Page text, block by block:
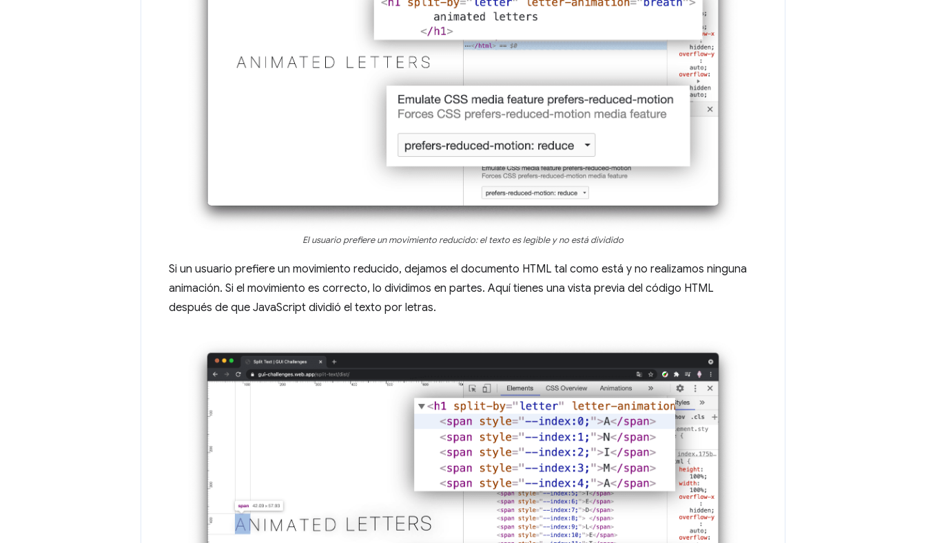
El usuario prefiere un movimiento reducido: el texto es legible y no está dividido
Si un usuario prefiere un movimiento reducido, dejamos el documento HTML tal como está y no realizamos ninguna
animación. Si el movimiento es correcto, lo dividimos en partes. Aquí tienes una vista previa del código HTML
después de que JavaScript dividió el texto por letras.